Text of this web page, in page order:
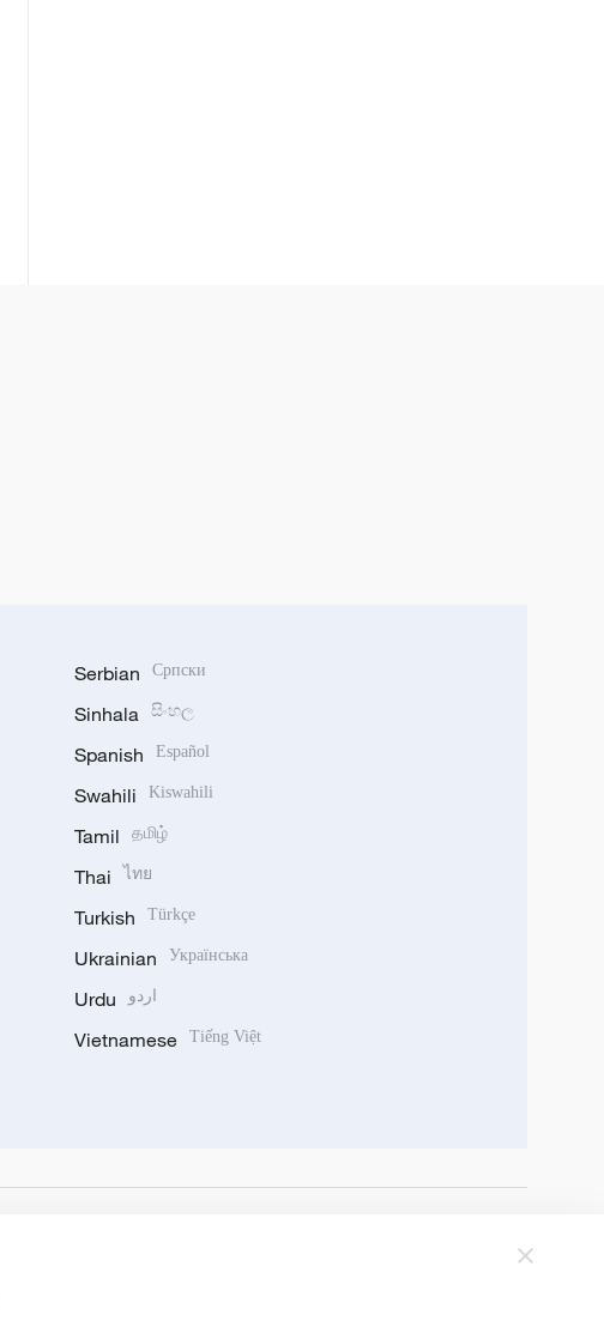
Serbian Српски
Sinhala සිංහල
Spanish Español
Swahili Kiswahili
Tamil தமிழ்
Thai ไทย
Turkish Türkçe
Ukrainian Українська
Urdu اردو
Vietnamese Tiếng Việt